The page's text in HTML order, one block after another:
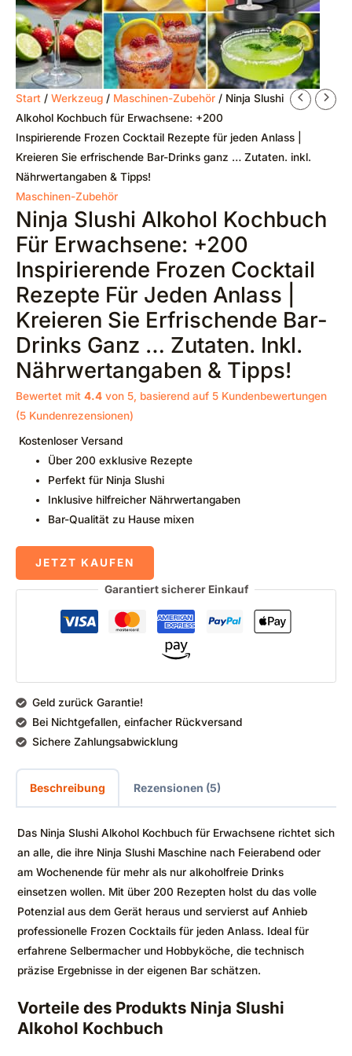
Start / Werkzeug / Maschinen-Zubehör / Ninja Slushi
Alkohol Kochbuch für Erwachsene: +200
Inspirierende Frozen Cocktail Rezepte für jeden Anlass |
Kreieren Sie erfrischende Bar-Drinks ganz … Zutaten. inkl.
Nährwertangaben & Tipps!
Maschinen-Zubehör
Ninja Slushi Alkohol Kochbuch
Für Erwachsene: +200
Inspirierende Frozen Cocktail
Rezepte Für Jeden Anlass |
Kreieren Sie Erfrischende Bar-
Drinks Ganz … Zutaten. Inkl.
Nährwertangaben & Tipps!
Bewertet mit 4.4 von 5, basierend auf 5 Kundenbewertungen
(5 Kundenrezensionen)
Kostenloser Versand
Über 200 exklusive Rezepte
Perfekt für Ninja Slushi
Inklusive hilfreicher Nährwertangaben
Bar-Qualität zu Hause mixen
JETZT KAUFEN
Garantiert sicherer Einkauf
Geld zurück Garantie!
Bei Nichtgefallen, einfacher Rückversand
Sichere Zahlungsabwicklung
Beschreibung Rezensionen (5)
Das Ninja Slushi Alkohol Kochbuch für Erwachsene richtet sich
an alle, die ihre Ninja Slushi Maschine nach Feierabend oder
am Wochenende für mehr als nur alkoholfreie Drinks
einsetzen wollen. Mit über 200 Rezepten holst du das volle
Potenzial aus dem Gerät heraus und servierst auf Anhieb
professionelle Frozen Cocktails für jeden Anlass. Ideal für
erfahrene Selbermacher und Hobbyköche, die technisch
präzise Ergebnisse in der eigenen Bar schätzen.
Vorteile des Produkts Ninja Slushi
Alkohol Kochbuch